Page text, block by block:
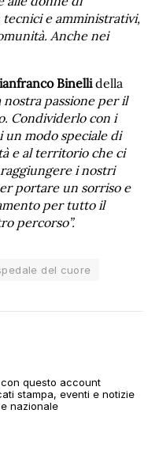
e amministrativi,
Anche nei
Binellidella
nostra passione per il
Condividerlo con i
un modo speciale di
e al territorio che ci
i nostri
portare un sorriso e
per tutto il
percorso”.
del cuore
questo account
stampa, eventi e notizie
nazionale